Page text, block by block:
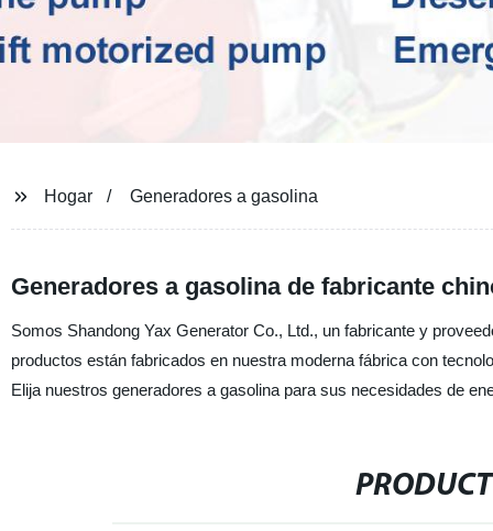
Hogar Generadores a gasolina
Generadores a gasolina de fabricante
Somos Shandong Yax Generator Co., Ltd., un fabricante y
productos están fabricados en nuestra moderna fábrica con
Elija nuestros generadores a gasolina para sus necesidades de